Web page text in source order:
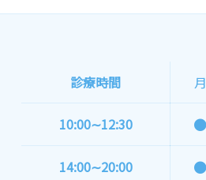
診療時間 月
10:00∼12:30
14:00∼20:00